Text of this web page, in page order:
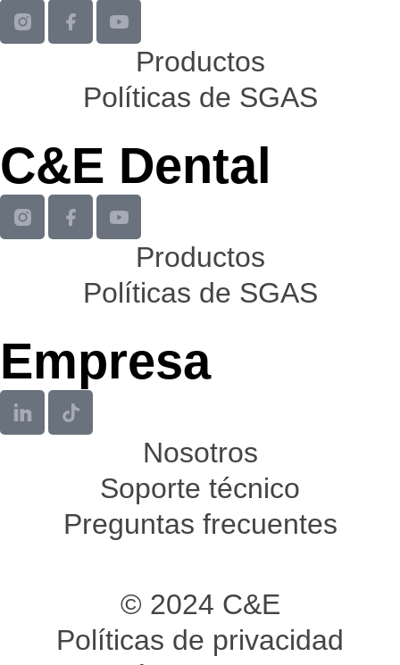
Productos
Políticas de SGAS
C&E Dental
Productos
Políticas de SGAS
Empresa
Nosotros
Soporte técnico
Preguntas frecuentes
© 2024 C&E
Políticas de privacidad